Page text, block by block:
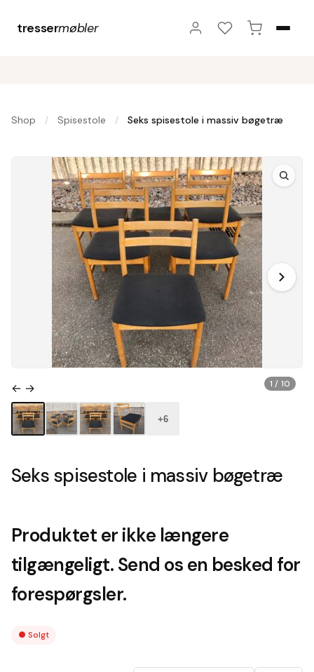
tressermøbler
Shop / Spisestole / Seks spisestole i massiv bøgetræ
1 / 10
← →
+6
Seks spisestole i massiv bøgetræ
Produktet er ikke længere
tilgængeligt. Send os en besked for
forespørgsler.
● Solgt